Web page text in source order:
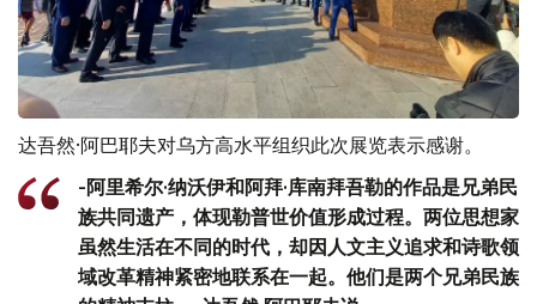
达吾然·阿巴耶夫对乌方高水平组织此次展览表示感谢。
-阿里希尔·纳沃伊和阿拜·库南拜吾勒的作品是兄弟民
族共同遗产，体现勒普世价值形成过程。两位思想家
虽然生活在不同的时代，却因人文主义追求和诗歌领
域改革精神紧密地联系在一起。他们是两个兄弟民族